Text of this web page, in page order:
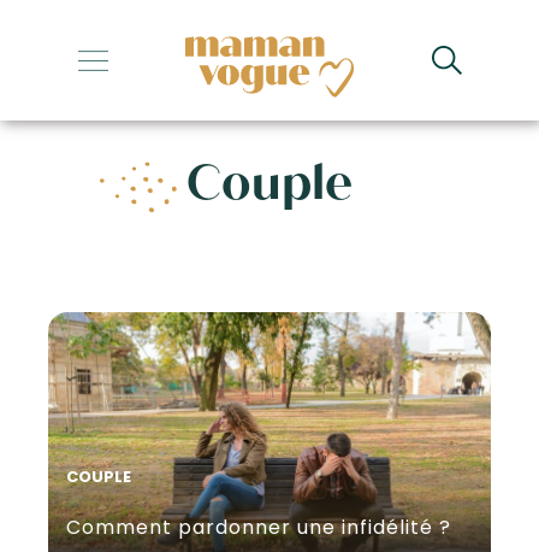
+
+
+
+
Couple
COUPLE
Comment pardonner une infidélité ?